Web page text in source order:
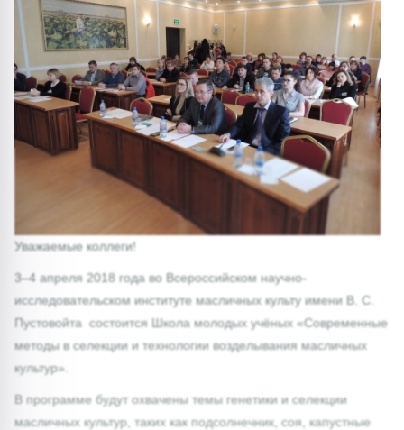
Уважаемые коллеги!
3–4 апреля 2018 года во Всероссийском научно-
исследовательском институте масличных культу имени В. С.
Пустовойта состоится Школа молодых учёных «Современные
методы в селекции и технологии возделывания масличных
культур».
В программе будут охвачены темы генетики и селекции
масличных культур, таких как подсолнечник, соя, капустные